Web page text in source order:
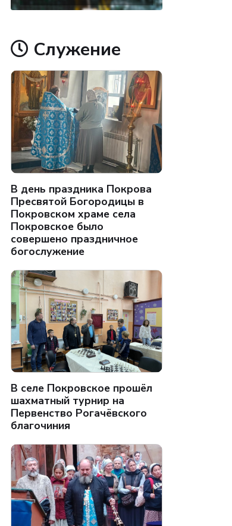
Служение
В день праздника Покрова
Пресвятой Богородицы в
Покровском храме села
Покровское было
совершено праздничное
богослужение
В селе Покровское прошёл
шахматный турнир на
Первенство Рогачёвского
благочиния